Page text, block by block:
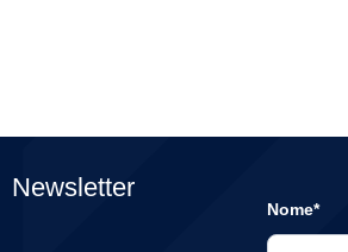
Newsletter
Nome*